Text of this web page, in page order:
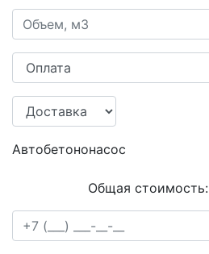
Автобетононасос
Общая стоимость: